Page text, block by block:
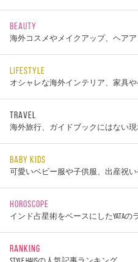
BEAUTY
海外コスメやメイクアップ、ヘア
LIFESTYLE
オシャレな海外インテリア、家具
TRAVEL
海外旅行、ガイドブックにはない
BABY KIDS
可愛いベビー服や子供服、出産祝
HOROSCOPE
インド占星術をベースにしたYATAの
RANKING